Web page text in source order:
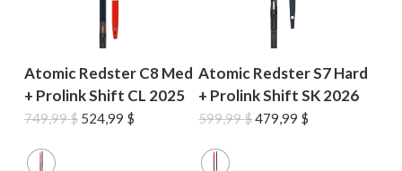
Atomic Redster C8 Med
+ Prolink Shift CL 2025
749,99$ Le
524,99 $Le
Atomic Redster S7 Hard
+ Prolink Shift SK 2026
599,99$Le
479,99 $